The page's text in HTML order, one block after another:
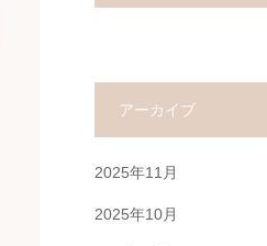
アーカイブ
2025年11月
2025年10月